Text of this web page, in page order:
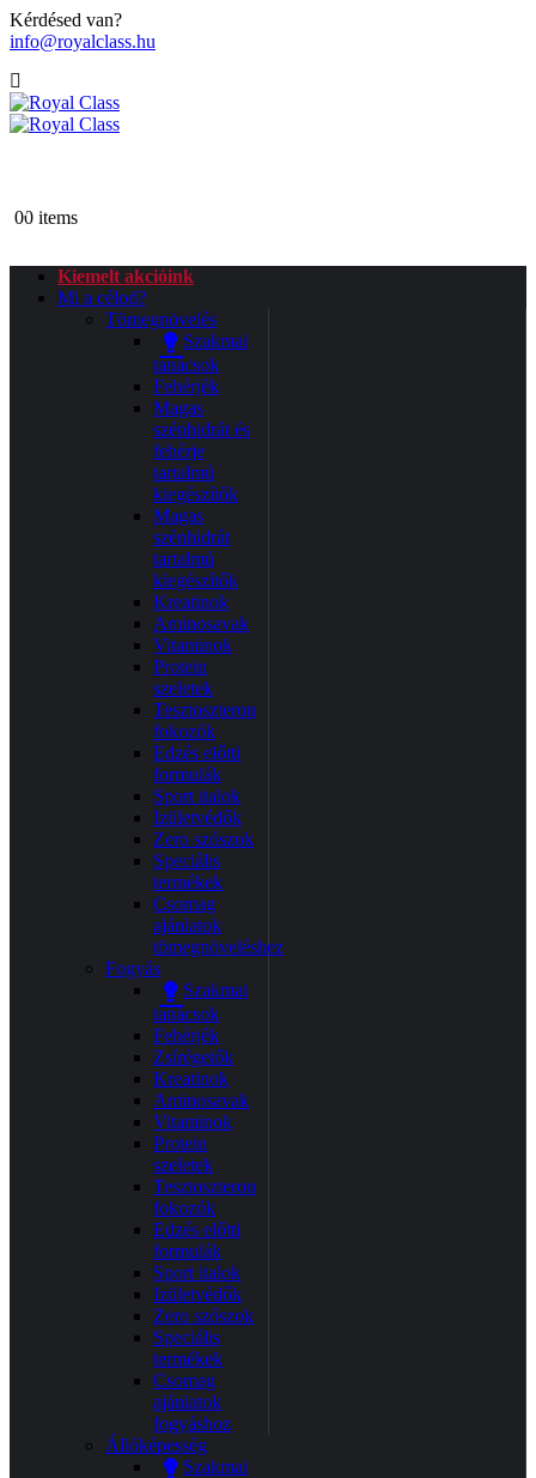
Kérdésed van?
info@royalclass.hu
00 items
Kiemelt akcióink
Mi a célod?
Tömegnövelés
Szakmai
tanácsok
Fehérjék
Magas
szénhidrát és
fehérje
tartalmú
kiegészítők
Magas
szénhidrát
tartalmú
kiegészítők
Kreatinok
Aminosavak
Vitaminok
Protein
szeletek
Tesztoszteron
fokozók
Edzés előtti
formulák
Sport italok
Izületvédők
Zero szószok
Speciális
termékek
Csomag
ajánlatok
tömegnöveléshez
Fogyás
Szakmai
tanácsok
Fehérjék
Zsírégetők
Kreatinok
Aminosavak
Vitaminok
Protein
szeletek
Tesztoszteron
fokozók
Edzés előtti
formulák
Sport italok
Izületvédők
Zero szószok
Speciális
termékek
Csomag
ajánlatok
fogyáshoz
Állóképesség
Szakmai